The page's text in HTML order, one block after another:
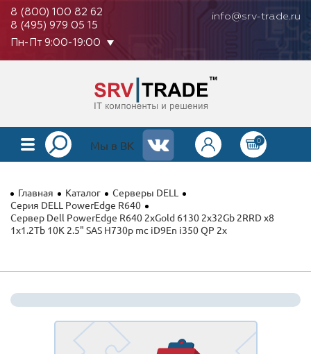
8 (800) 100 82 62
8 (495) 979 05 15
info@srv-trade.ru
Пн-Пт 9:00-19:00
КАТАЛОГ
ОПЛАТА
ГАРАНТИЯ
АКЦИИ
Мы в ВК 0
Главная Каталог
Серверы DELL
Серия DELL PowerEdge R640
Сервер Dell PowerEdge R640 2xGold 6130 2x32Gb 2RRD x8
1x1.2Tb 10K 2.5" SAS H730p mc iD9En i350 QP 2x